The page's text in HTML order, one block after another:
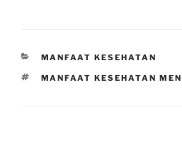
CATEGORIES
MANFAAT KESEHATAN
TAGS
MANFAAT KESEHATAN